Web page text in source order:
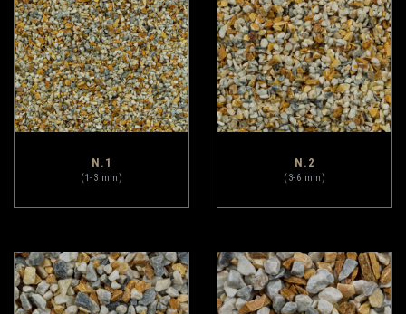
N.1
(1-3 mm)
N.2
(3-6 mm)